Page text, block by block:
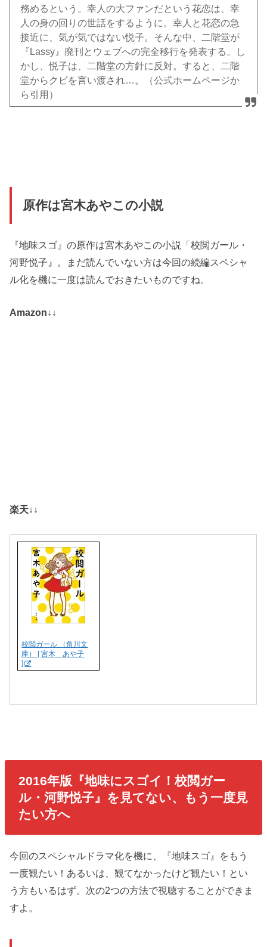
務めるという。幸人の大ファンだという花恋は、幸
人の身の回りの世話をするように。幸人と花恋の急
接近に、気が気ではない悦子。そんな中、二階堂が
『Lassy』廃刊とウェブへの完全移行を発表する。し
かし、悦子は、二階堂の方針に反対。すると、二階
堂からクビを言い渡され…。
（公式ホームページか
ら引用）
原作は宮木あやこの小説
『地味スゴ』の原作は宮木あやこの小説「校閲ガール・
河野悦子』。まだ読んでいない方は今回の続編スペシャ
ル化を機に一度は読んでおきたいものですね。
Amazon↓↓
楽天↓↓
校閲ガール （角川文
庫） [ 宮木 あや子
]
2016年版『地味にスゴイ！校閲ガー
ル・河野悦子』を見てない、もう一度見
たい方へ
今回のスペシャルドラマ化を機に、『地味スゴ』をもう
一度観たい！あるいは、観てなかったけど観たい！とい
う方もいるはず。次の2つの方法で視聴することができま
すよ。